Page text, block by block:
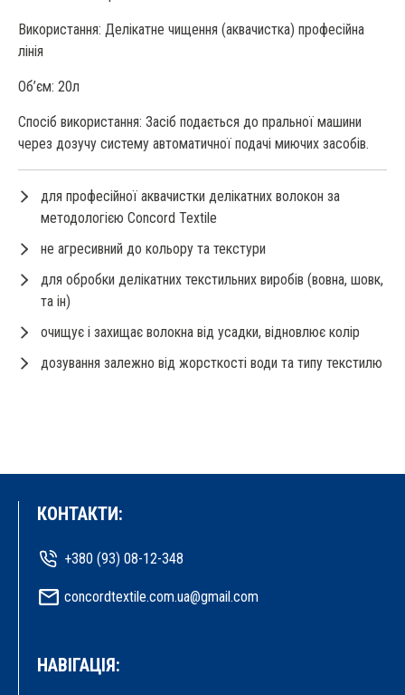
Використання: Делікатне чищення (аквачистка) професійна
лінія
Об’єм: 20л
Спосіб використання: Засіб подається до пральної машини
через дозучу систему автоматичної подачі миючих засобів.
для професійної аквачистки делікатних волокон за
методологією Concord Textile
не агресивний до кольору та текстури
для обробки делікатних текстильних виробів (вовна, шовк,
та ін)
очищує і захищає волокна від усадки, відновлює колір
дозування залежно від жорсткості води та типу текстилю
КОНТАКТИ:
+380 (93) 08-12-348
concordtextile.com.ua@gmail.com
НАВІГАЦІЯ: